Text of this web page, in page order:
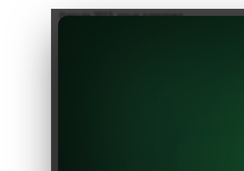
Depuis 2013, nous sommes